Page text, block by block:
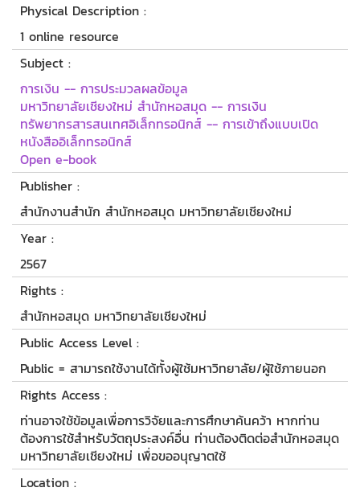
Physical Description :
1 online resource
Subject :
การเงิน -- การประมวลผลข้อมูล
มหาวิทยาลัยเชียงใหม่ สำนักหอสมุด -- การเงิน
ทรัพยากรสารสนเทศอิเล็กทรอนิกส์ -- การเข้าถึงแบบเปิด
หนังสืออิเล็กทรอนิกส์
Open e-book
Publisher :
สำนักงานสำนัก สำนักหอสมุด มหาวิทยาลัยเชียงใหม่
Year :
2567
Rights :
สำนักหอสมุด มหาวิทยาลัยเชียงใหม่
Public Access Level :
Public = สามารถใช้งานได้ทั้งผู้ใช้มหาวิทยาลัย/ผู้ใช้ภายนอก
Rights Access :
ท่านอาจใช้ข้อมูลเพื่อการวิจัยและการศึกษาค้นคว้า หากท่าน
ต้องการใช้สำหรับวัตถุประสงค์อื่น ท่านต้องติดต่อสำนักหอสมุด
มหาวิทยาลัยเชียงใหม่ เพื่อขออนุญาตใช้
Location :